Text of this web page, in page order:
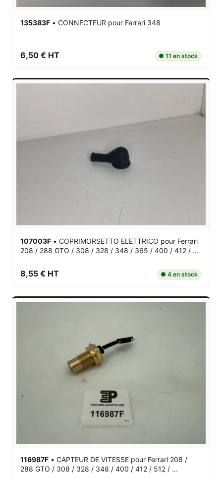
135383F • CONNECTEUR pour Ferrari 348
6,50 € HT ● 11 en stock
107003F • COPRIMORSETTO ELETTRICO pour Ferrari
208 / 288 GTO / 308 / 328 / 348 / 365 / 400 / 412 / ...
8,55 € HT ● 4 en stock
116987F • CAPTEUR DE VITESSE pour Ferrari 208 /
288 GTO / 308 / 328 / 348 / 400 / 412 / 512 / ...